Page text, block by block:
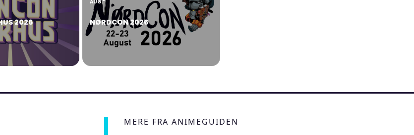
2026
AUG
NØRDCON 2026
MERE FRA ANIMEGUIDEN